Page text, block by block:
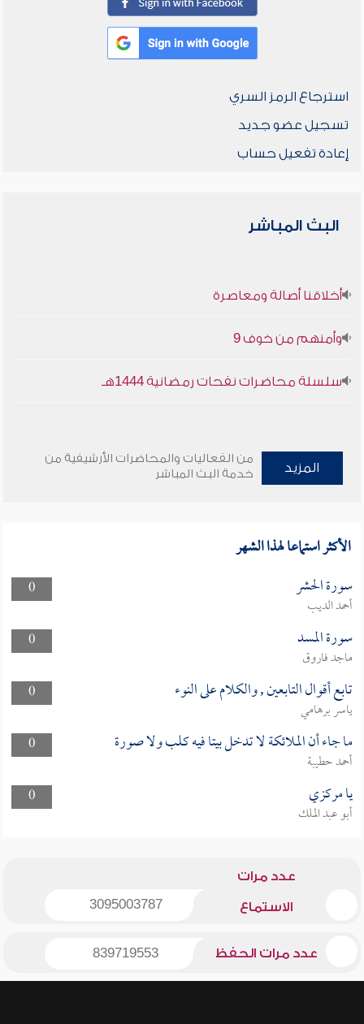
استرجاع الرمز السري
تسجيل عضو جديد
إعادة تفعيل حساب
البث المباشر
أخلاقنا أصالة ومعاصرة
وأمنهم من خوف 9
سلسلة محاضرات نفحات رمضانية 1444هـ
المزيد
من الفعاليات والمحاضرات الأرشيفية من
خدمة البث المباشر
الأكثر استماعا لهذا الشهر
0 سورة الحشر
أحمد الديب
0
سورة المسد
ماجد فاروق
0
تابع أقوال التابعين , والكلام على النوء
ياسر برهامي
0
ما جاء أن الملائكة لا تدخل بيتا فيه كلب ولا صورة
أحمد حطيبة
0
يا مركزي
أبو عبد الملك
عدد مرات
الاستماع 3095003787
عدد مرات الحفظ 839719553